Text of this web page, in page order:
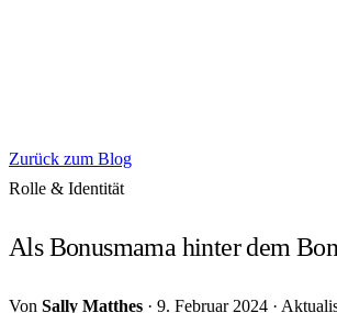
Zurück zum Blog
Rolle & Identität
Als Bonusmama hinter dem
Von Sally Matthes · 9. Februar 2024 ·